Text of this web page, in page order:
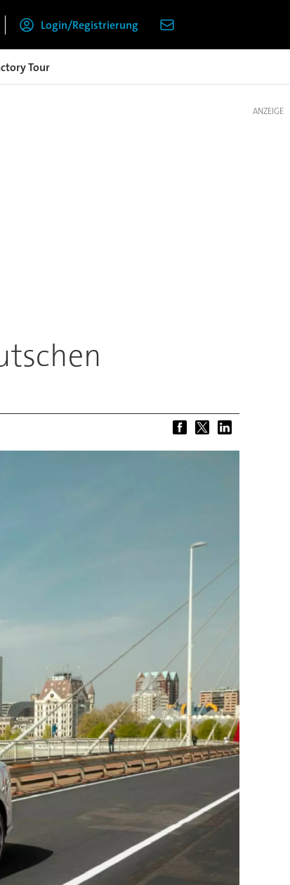
Login/Registrierung
Tour
ANZEIGE